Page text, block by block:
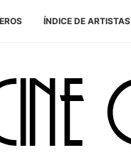
ÍNDICE DE ARTISTAS